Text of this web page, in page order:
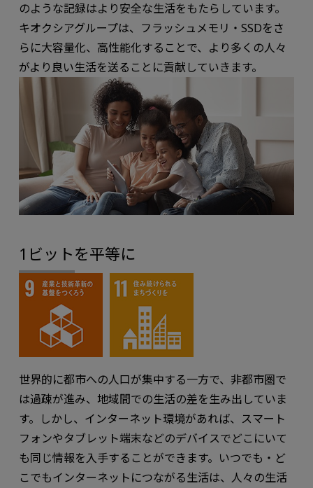
のような記録はより安全な生活をもたらしています。
キオクシアグループは、フラッシュメモリ・SSDをさ
らに大容量化、高性能化することで、より多くの人々
がより良い生活を送ることに貢献していきます。
1ビットを平等に
世界的に都市への人口が集中する一方で、非都市圏で
は過疎が進み、地域間での生活の差を生み出していま
す。しかし、インターネット環境があれば、スマート
フォンやタブレット端末などのデバイスでどこにいて
も同じ情報を入手することができます。いつでも・ど
こでもインターネットにつながる生活は、人々の生活